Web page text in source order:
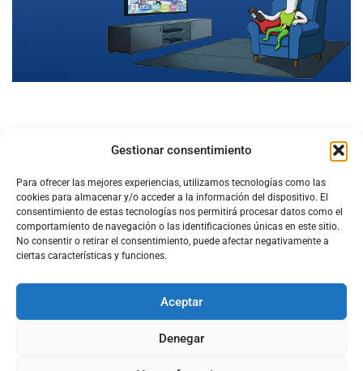
Gestionar consentimiento
Para ofrecer las mejores experiencias, utilizamos tecnologías como las
cookies para almacenar y/o acceder a la información del dispositivo. El
consentimiento de estas tecnologías nos permitirá procesar datos como el
comportamiento de navegación o las identificaciones únicas en este sitio.
No consentir o retirar el consentimiento, puede afectar negativamente a
ciertas características y funciones.
Aceptar
Denegar